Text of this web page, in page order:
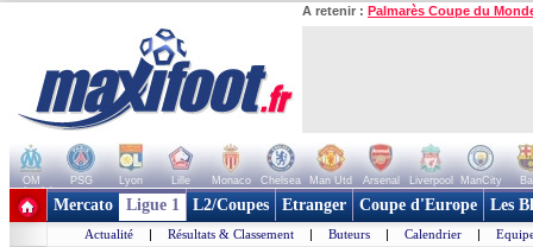
A retenir : Palmarès Coupe du
OM PSG Lyon Lille Monaco Chelsea Man Utd Arsenal Liverpool ManCity
+ de clubs
Mercato Ligue 1 L2/Coupes Etranger Coupe d'Europe Les
Actualité | Résultats & Classement | Buteurs | Calendrier |